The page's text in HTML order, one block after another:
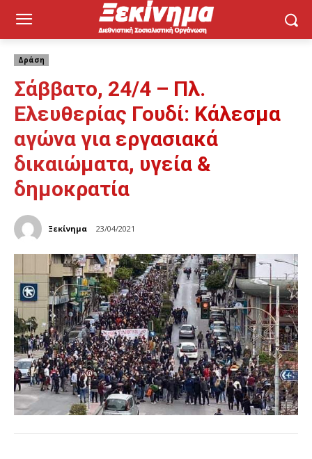
Δράση
Σάββατο, 24/4 – Πλ.
Ελευθερίας Γουδί: Κάλεσμα
αγώνα για εργασιακά
δικαιώματα, υγεία &
δημοκρατία
Ξεκίνημα 23/04/2021